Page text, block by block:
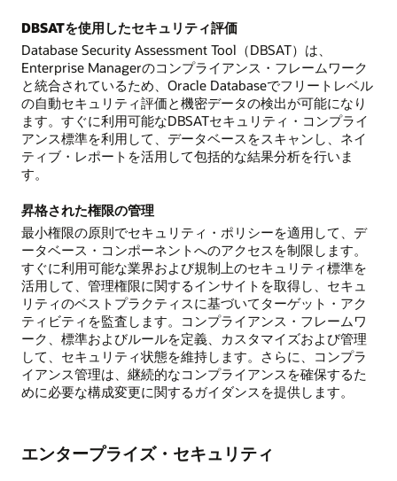
DBSATを使用したセキュリティ評価
Database Security Assessment Tool（DBSAT）は、
Enterprise Managerのコンプライアンス・フレームワーク
と統合されているため、Oracle Databaseでフリートレベル
の自動セキュリティ評価と機密データの検出が可能になり
ます。すぐに利用可能なDBSATセキュリティ・コンプライ
アンス標準を利用して、データベースをスキャンし、ネイ
ティブ・レポートを活用して包括的な結果分析を行いま
す。
昇格された権限の管理
最小権限の原則でセキュリティ・ポリシーを適用して、デ
ータベース・コンポーネントへのアクセスを制限します。
すぐに利用可能な業界および規制上のセキュリティ標準を
活用して、管理権限に関するインサイトを取得し、セキュ
リティのベストプラクティスに基づいてターゲット・アク
ティビティを監査します。コンプライアンス・フレームワ
ーク、標準およびルールを定義、カスタマイズおよび管理
して、セキュリティ状態を維持します。さらに、コンプラ
イアンス管理は、継続的なコンプライアンスを確保するた
めに必要な構成変更に関するガイダンスを提供します。
エンタープライズ・セキュリティ